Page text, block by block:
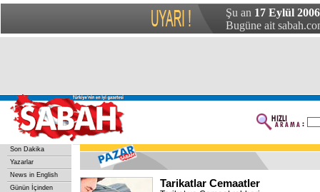
Şu an 17 Eylül
Bugüne ait
Son Dakika
Yazarlar
News in English
Günün İçinden
Tarikatlar Cemaatler